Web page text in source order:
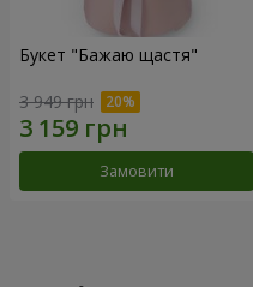
Букет "Бажаю щастя"
3 949 грн
Замовити